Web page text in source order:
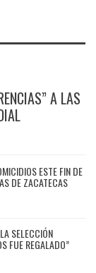
A LAS
ESTE FIN DE
DE ZACATECAS
SELECCIÓN
FUE REGALADO”